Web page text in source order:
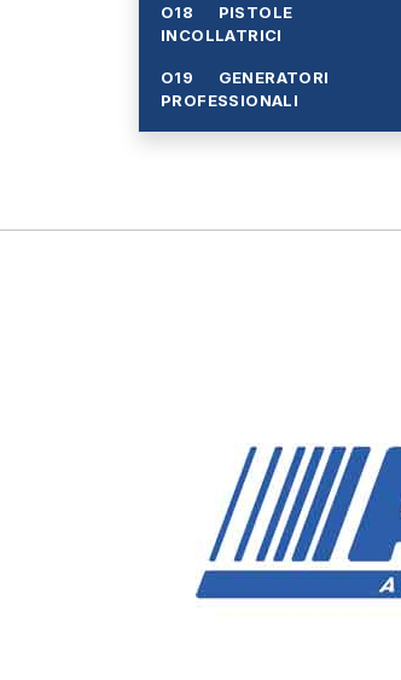
O18 PISTOLE
INCOLLATRICI
O19 GENERATORI
PROFESSIONALI